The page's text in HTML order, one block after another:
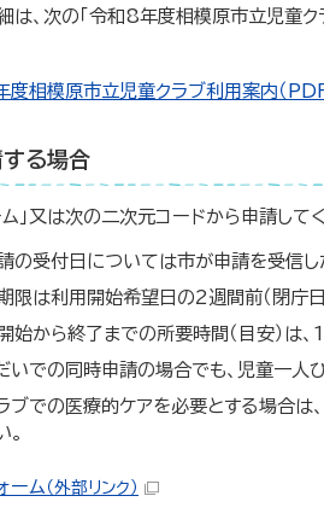
は、次の「令和8年度相模原市立児童ク
度相模原市立児童クラブ利用案内（
る場合
ム」又は次の二次元コードから申請して
の受付日については市が申請を受信し
限は利用開始希望日の2週間前（閉庁
始から終了までの所要時間（目安）は、
いでの同時申請の場合でも、児童一人
ブでの医療的ケアを必要とする場合は
。
ーム （外部リンク）